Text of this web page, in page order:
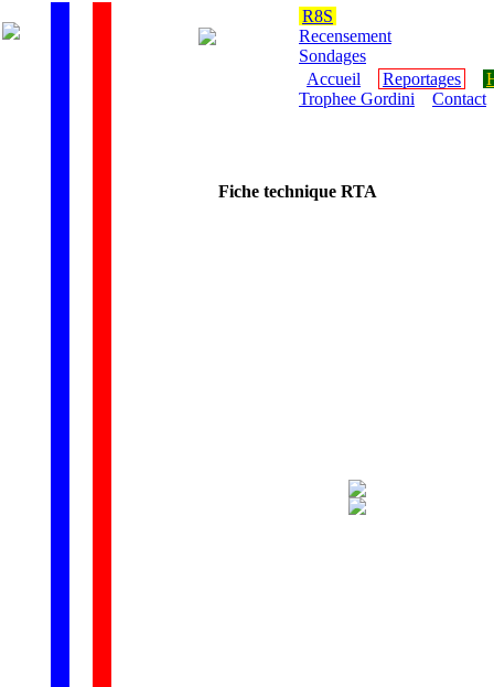
R8S
Recensement
Sondages
Accueil
Reportages
Trophee Gordini
Contact
Fiche technique RTA